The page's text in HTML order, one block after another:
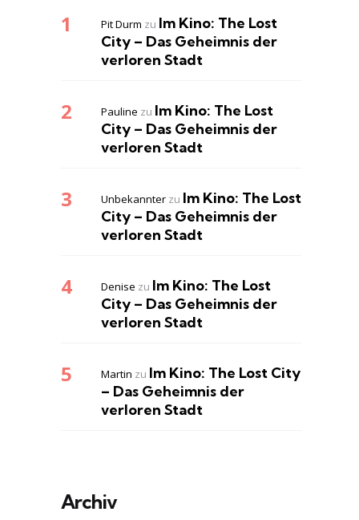
Pit Durm zu Im Kino: The Lost
City – Das Geheimnis der
verloren Stadt
Pauline zu Im Kino: The Lost
City – Das Geheimnis der
verloren Stadt
Unbekannter zu Im Kino: The Lost
City – Das Geheimnis der
verloren Stadt
Denise zu Im Kino: The Lost
City – Das Geheimnis der
verloren Stadt
Martin zu Im Kino: The Lost City
– Das Geheimnis der
verloren Stadt
Archiv